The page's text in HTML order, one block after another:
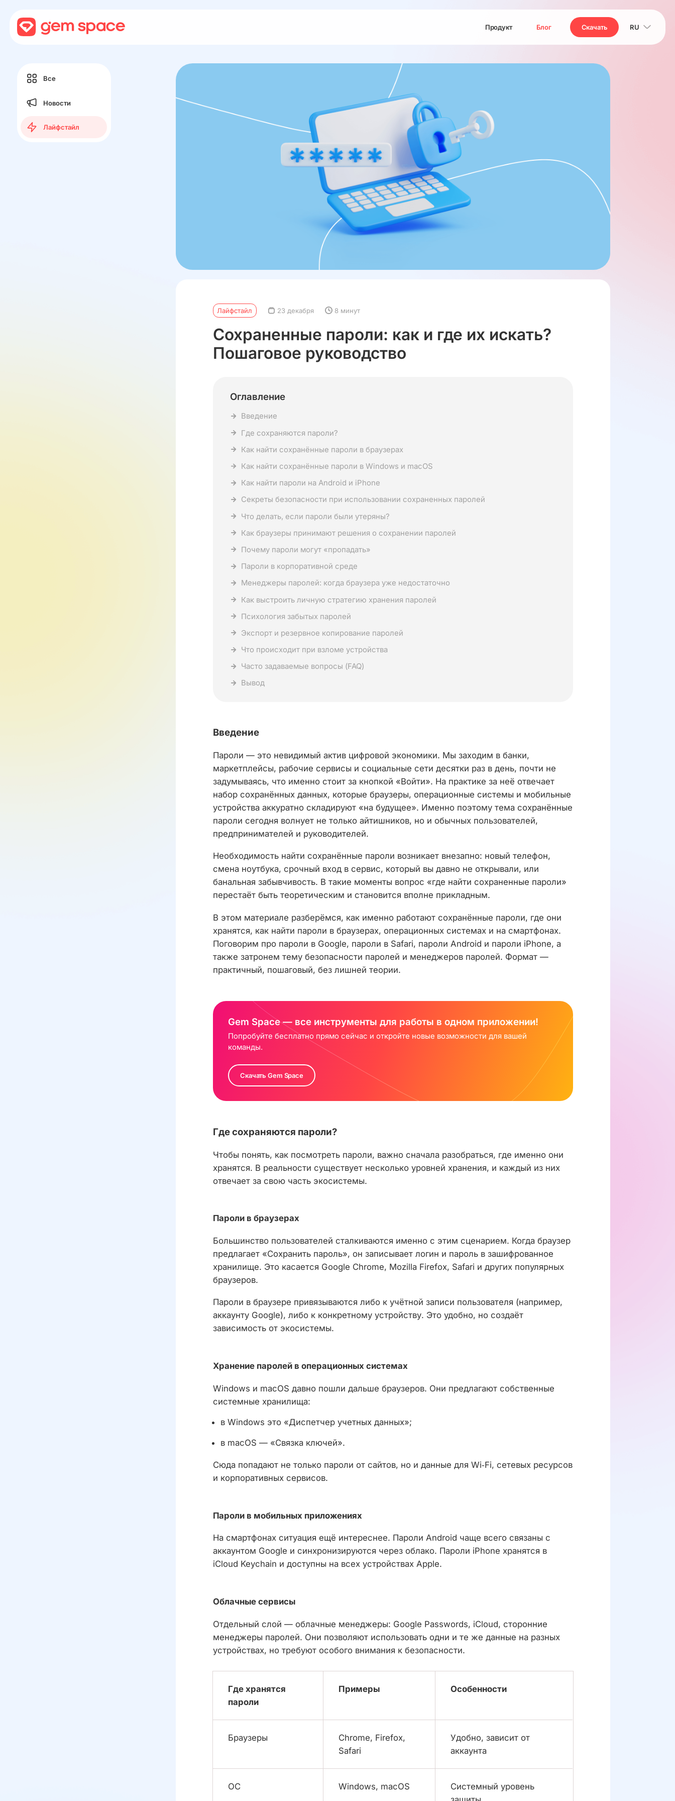
Продукт Блог Скачать RU
Все
Новости
Лайфстайл
Лайфстайл 23 декабря 8 минут
Сохраненные пароли: как и где их искать?
Пошаговое руководство
Оглавление
Введение
Где сохраняются пароли?
Как найти сохранённые пароли в браузерах
Как найти сохранённые пароли в Windows и macOS
Как найти пароли на Android и iPhone
Секреты безопасности при использовании сохраненных паролей
Что делать, если пароли были утеряны?
Как браузеры принимают решения о сохранении паролей
Почему пароли могут «пропадать»
Пароли в корпоративной среде
Менеджеры паролей: когда браузера уже недостаточно
Как выстроить личную стратегию хранения паролей
Психология забытых паролей
Экспорт и резервное копирование паролей
Что происходит при взломе устройства
Часто задаваемые вопросы (FAQ)
Вывод
Введение
Пароли — это невидимый актив цифровой экономики. Мы заходим в банки,
маркетплейсы, рабочие сервисы и социальные сети десятки раз в день, почти не
задумываясь, что именно стоит за кнопкой «Войти». На практике за неё отвечает
набор сохранённых данных, которые браузеры, операционные системы и мобильные
устройства аккуратно складируют «на будущее». Именно поэтому тема сохранённые
пароли сегодня волнует не только айтишников, но и обычных пользователей,
предпринимателей и руководителей.
Необходимость найти сохранённые пароли возникает внезапно: новый телефон,
смена ноутбука, срочный вход в сервис, который вы давно не открывали, или
банальная забывчивость. В такие моменты вопрос «где найти сохраненные пароли»
перестаёт быть теоретическим и становится вполне прикладным.
В этом материале разберёмся, как именно работают сохранённые пароли, где они
хранятся, как найти пароли в браузерах, операционных системах и на смартфонах.
Поговорим про пароли в Google, пароли в Safari, пароли Android и пароли iPhone, а
также затронем тему безопасности паролей и менеджеров паролей. Формат —
практичный, пошаговый, без лишней теории.
Gem Space — все инструменты для работы в одном приложении!
Попробуйте бесплатно прямо сейчас и откройте новые возможности для вашей
команды.
Скачать Gem Space
Где сохраняются пароли?
Чтобы понять, как посмотреть пароли, важно сначала разобраться, где именно они
хранятся. В реальности существует несколько уровней хранения, и каждый из них
отвечает за свою часть экосистемы.
Пароли в браузерах
Большинство пользователей сталкиваются именно с этим сценарием. Когда браузер
предлагает «Сохранить пароль», он записывает логин и пароль в зашифрованное
хранилище. Это касается Google Chrome, Mozilla Firefox, Safari и других популярных
браузеров.
Пароли в браузере привязываются либо к учётной записи пользователя (например,
аккаунту Google), либо к конкретному устройству. Это удобно, но создаёт
зависимость от экосистемы.
Хранение паролей в операционных системах
Windows и macOS давно пошли дальше браузеров. Они предлагают собственные
системные хранилища:
в Windows это «Диспетчер учетных данных»;
в macOS — «Связка ключей».
Сюда попадают не только пароли от сайтов, но и данные для Wi‑Fi, сетевых ресурсов
и корпоративных сервисов.
Пароли в мобильных приложениях
На смартфонах ситуация ещё интереснее. Пароли Android чаще всего связаны с
аккаунтом Google и синхронизируются через облако. Пароли iPhone хранятся в
iCloud Keychain и доступны на всех устройствах Apple.
Облачные сервисы
Отдельный слой — облачные менеджеры: Google Passwords, iCloud, сторонние
менеджеры паролей. Они позволяют использовать одни и те же данные на разных
устройствах, но требуют особого внимания к безопасности.
Где хранятся
пароли
Примеры Особенности
Браузеры
Chrome, Firefox,
Safari
Удобно, зависит от
аккаунта
ОС Windows, macOS
Системный уровень